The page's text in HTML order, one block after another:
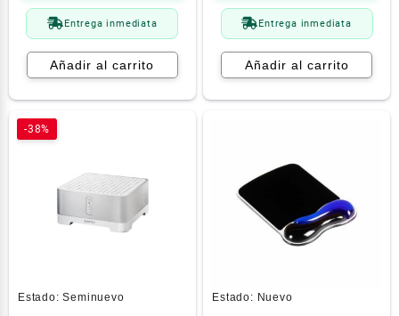
Entrega inmediata
Añadir al carrito
Entrega inmediata
Añadir al carrito
-38%
Estado:Seminuevo Estado: Nuevo